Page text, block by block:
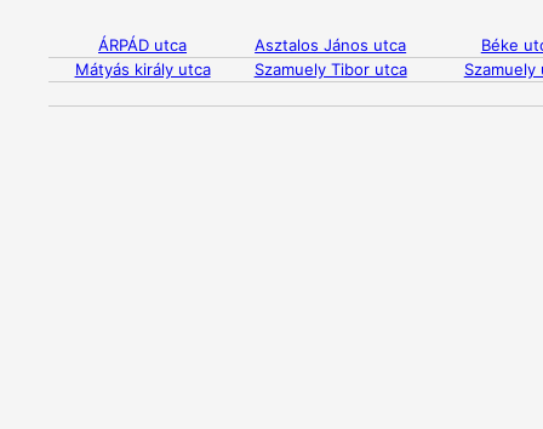
ÁRPÁD utca Asztalos János utca
Béke
Mátyás király utca
Szamuely Tibor utca Szamuely